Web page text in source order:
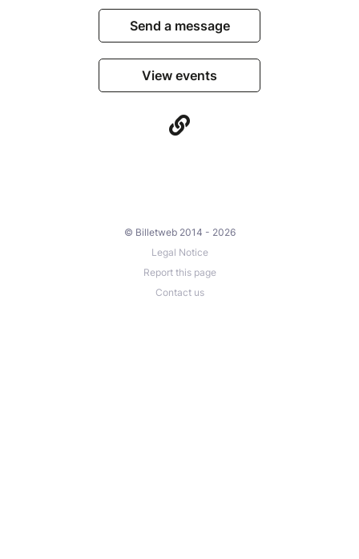
Send a message
View events
© Billetweb 2014 - 2026
Legal Notice
Report this page
Contact us